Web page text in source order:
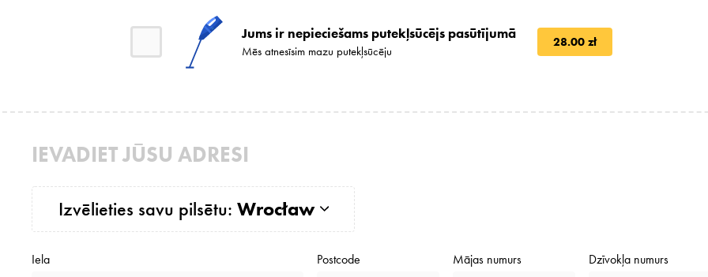
Jums ir nepieciešams putekļsūcējs pasūtījumā
Mēs atnesīsim mazu putekļsūcēju
28.00 zł
IEVADIET JŪSU ADRESI
Izvēlieties savu pilsētu: Wrocław
Iela Postcode Mājas numurs Dzīvokļa numurs